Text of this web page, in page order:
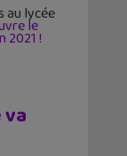
au lycée
le
2021 !
va